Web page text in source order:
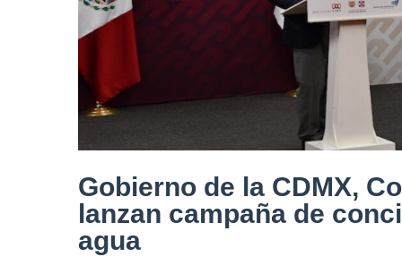
Gobierno de la CDMX,
lanzan campaña de
agua